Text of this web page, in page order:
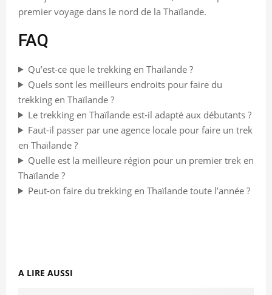
premier voyage dans le nord de la Thaïlande.
FAQ
Qu’est-ce que le trekking en Thaïlande ?
Quels sont les meilleurs endroits pour faire du
trekking en Thaïlande ?
Le trekking en Thaïlande est-il adapté aux débutants ?
Faut-il passer par une agence locale pour faire un trek
en Thaïlande ?
Quelle est la meilleure région pour un premier trek en
Thaïlande ?
Peut-on faire du trekking en Thaïlande toute l’année ?
A LIRE AUSSI